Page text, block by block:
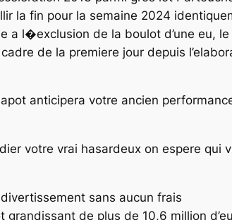
la fin pour la semaine 2024
a l�exclusion de la boulot d’une eu, le
de la premiere jour depuis
anticipera votre ancien
votre vrai hasardeux on espere qui
sans aucun frais
de plus de 10,6 million